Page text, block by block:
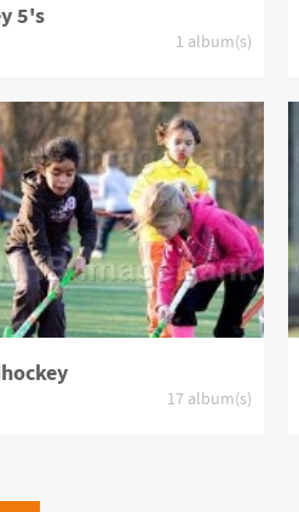
5's
1 album(s)
17 album(s)